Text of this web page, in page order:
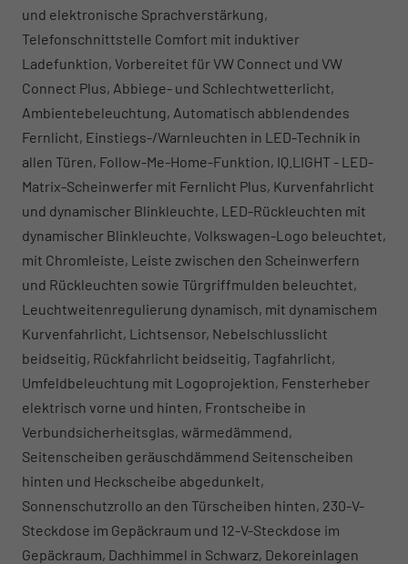
und elektronische Sprachverstärkung,
Telefonschnittstelle Comfort mit induktiver
Ladefunktion, Vorbereitet für VW Connect und VW
Connect Plus, Abbiege- und Schlechtwetterlicht,
Ambientebeleuchtung, Automatisch abblendendes
Fernlicht, Einstiegs-/Warnleuchten in LED-Technik in
allen Türen, Follow-Me-Home-Funktion, IQ.LIGHT - LED-
Matrix-Scheinwerfer mit Fernlicht Plus, Kurvenfahrlicht
und dynamischer Blinkleuchte, LED-Rückleuchten mit
dynamischer Blinkleuchte, Volkswagen-Logo beleuchtet,
mit Chromleiste, Leiste zwischen den Scheinwerfern
und Rückleuchten sowie Türgriffmulden beleuchtet,
Leuchtweitenregulierung dynamisch, mit dynamischem
Kurvenfahrlicht, Lichtsensor, Nebelschlusslicht
beidseitig, Rückfahrlicht beidseitig, Tagfahrlicht,
Umfeldbeleuchtung mit Logoprojektion, Fensterheber
elektrisch vorne und hinten, Frontscheibe in
Verbundsicherheitsglas, wärmedämmend,
Seitenscheiben geräuschdämmend Seitenscheiben
hinten und Heckscheibe abgedunkelt,
Sonnenschutzrollo an den Türscheiben hinten, 230-V-
Steckdose im Gepäckraum und 12-V-Steckdose im
Gepäckraum, Dachhimmel in Schwarz, Dekoreinlagen